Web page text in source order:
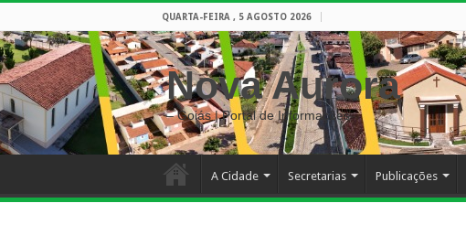
QUARTA-FEIRA , 5 AGOSTO 2026
Nova Aurora
– Goiás | Portal de Informações
A Cidade Secretarias Publicações